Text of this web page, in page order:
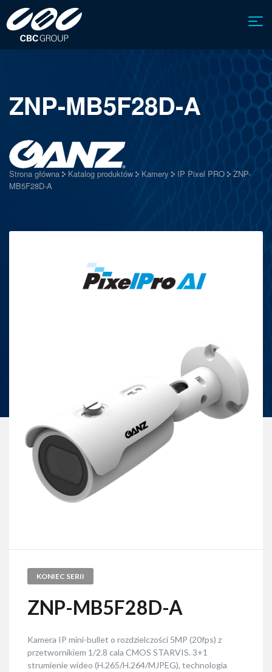
ZNP-MB5F28D-A
Strona główna Katalog produktów Kamery IP Pixel PRO
ZNP-
MB5F28D-A
KONIEC SERII
ZNP-MB5F28D-A
Kamera IP mini-bullet o rozdzielczości 5MP (20fps) z
przetwornikiem 1/2.8 cala CMOS STARVIS. 3+1
strumienie wideo (H.265/H.264/MJPEG), technologia